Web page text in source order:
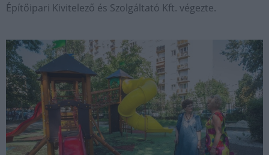
Építőipari Kivitelező és Szolgáltató Kft. végezte.